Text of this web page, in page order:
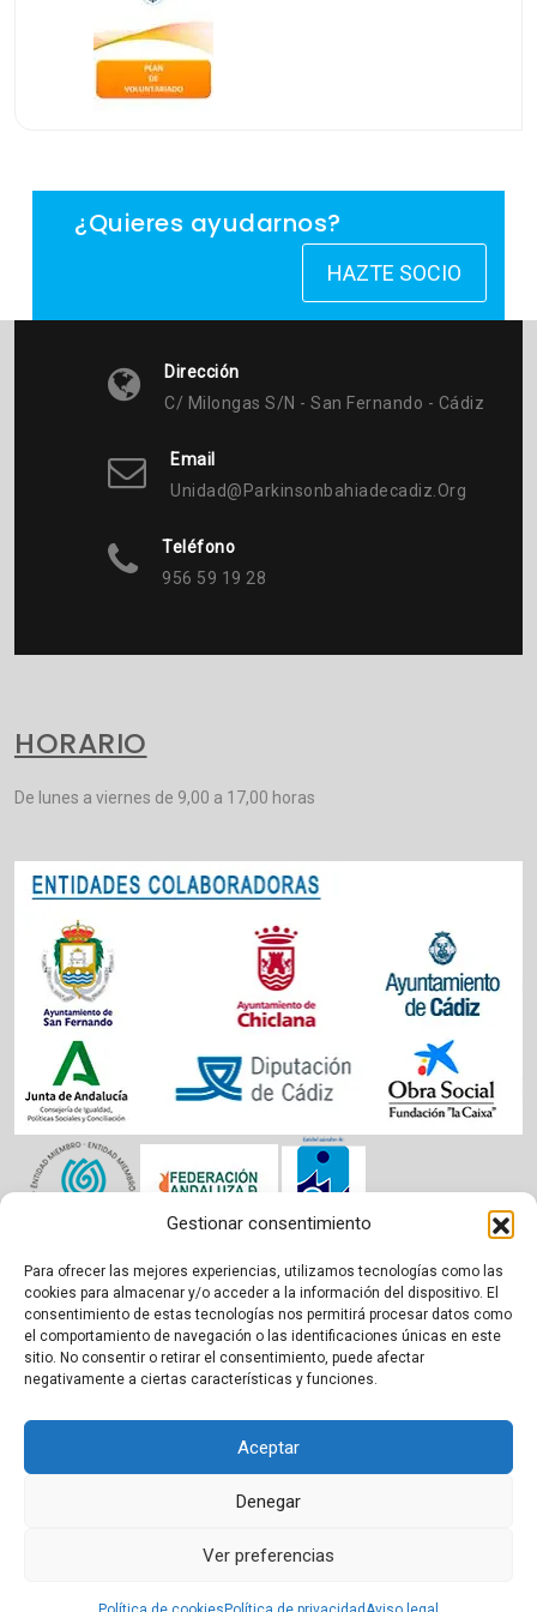
Gestionar consentimiento
Para ofrecer las mejores experiencias, utilizamos tecnologías como las
cookies para almacenar y/o acceder a la información del dispositivo. El
consentimiento de estas tecnologías nos permitirá procesar datos como
el comportamiento de navegación o las identificaciones únicas en este
sitio. No consentir o retirar el consentimiento, puede afectar
negativamente a ciertas características y funciones.
Aceptar
Denegar
Ver preferencias
¿Quieres ayudarnos?
HAZTE SOCIO
Dirección
C/ Milongas S/n - San Fernando - Cádiz
Email
Unidad@parkinsonbahiadecadiz.org
Teléfono
956 59 19 28
HORARIO
De lunes a viernes de 9,00 a 17,00 horas
Aviso legal|Política de cookies|Privacidad
Proudly powered by WordPress|Theme: